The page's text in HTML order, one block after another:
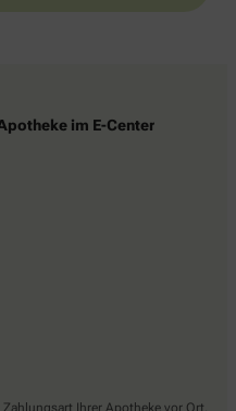
im E-Center
Ihrer Apotheke vor Ort.